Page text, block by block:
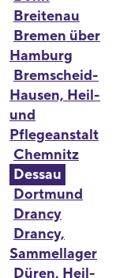
Breitenau
Bremen über
Hamburg
Bremscheid-
Hausen, Heil-
und
Pflegeanstalt
Chemnitz
Dessau
Dortmund
Drancy
Drancy,
Sammellager
Düren, Heil-